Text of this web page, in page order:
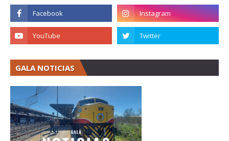
GALA NOTICIAS